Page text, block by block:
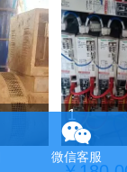
1
微信客服